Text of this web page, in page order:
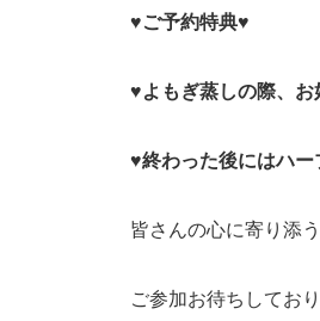
♥ご予約特典♥
♥よもぎ蒸しの際、
♥終わった後にはハ
皆さんの心に寄り添
ご参加お待ちしてお